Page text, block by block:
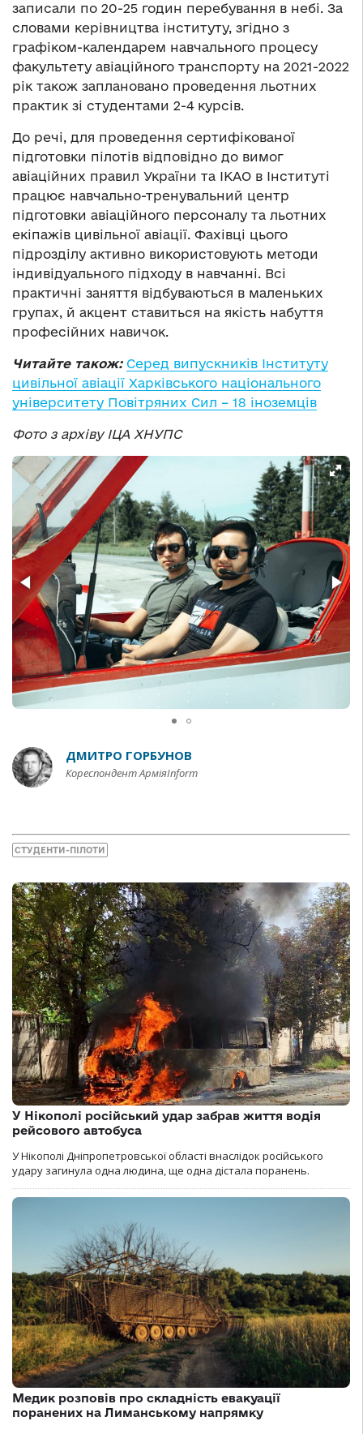
записали по 20-25 годин перебування в небі. За
словами керівництва інституту, згідно з
графіком-календарем навчального процесу
факультету авіаційного транспорту на 2021-2022
рік також заплановано проведення льотних
практик зі студентами 2-4 курсів.
До речі, для проведення сертифікованої
підготовки пілотів відповідно до вимог
авіаційних правил України та ІКАО в Інституті
працює навчально-тренувальний центр
підготовки авіаційного персоналу та льотних
екіпажів цивільної авіації. Фахівці цього
підрозділу активно використовують методи
індивідуального підходу в навчанні. Всі
практичні заняття відбуваються в маленьких
групах, й акцент ставиться на якість набуття
професійних навичок.
Читайте також: Серед випускників Інституту
цивільної авіації Харківського національного
університету Повітряних Сил – 18 іноземців
Фото з архіву ІЦА ХНУПС
ДМИТРО ГОРБУНОВ
Кореспондент АрміяInform
СТУДЕНТИ-ПІЛОТИ
У Нікополі російський удар забрав життя водія
рейсового автобуса
У Нікополі Дніпропетровської області внаслідок російського
удару загинула одна людина, ще одна дістала поранень.
Медик розповів про складність евакуації
поранених на Лиманському напрямку